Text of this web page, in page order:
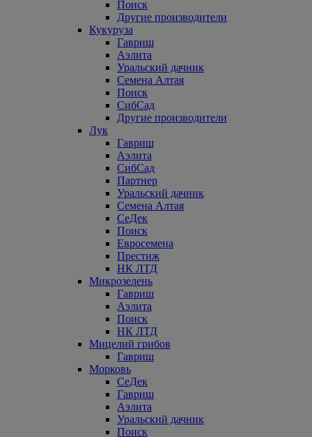
Поиск
Другие производители
Кукуруза
Гавриш
Аэлита
Уральский дачник
Семена Алтая
Поиск
СибСад
Другие производители
Лук
Гавриш
Аэлита
СибСад
Партнер
Уральский дачник
Семена Алтая
СеДек
Поиск
Евросемена
Престиж
НК ЛТД
Микрозелень
Гавриш
Аэлита
Поиск
НК ЛТД
Мицелий грибов
Гавриш
Морковь
СеДек
Гавриш
Аэлита
Уральский дачник
Поиск